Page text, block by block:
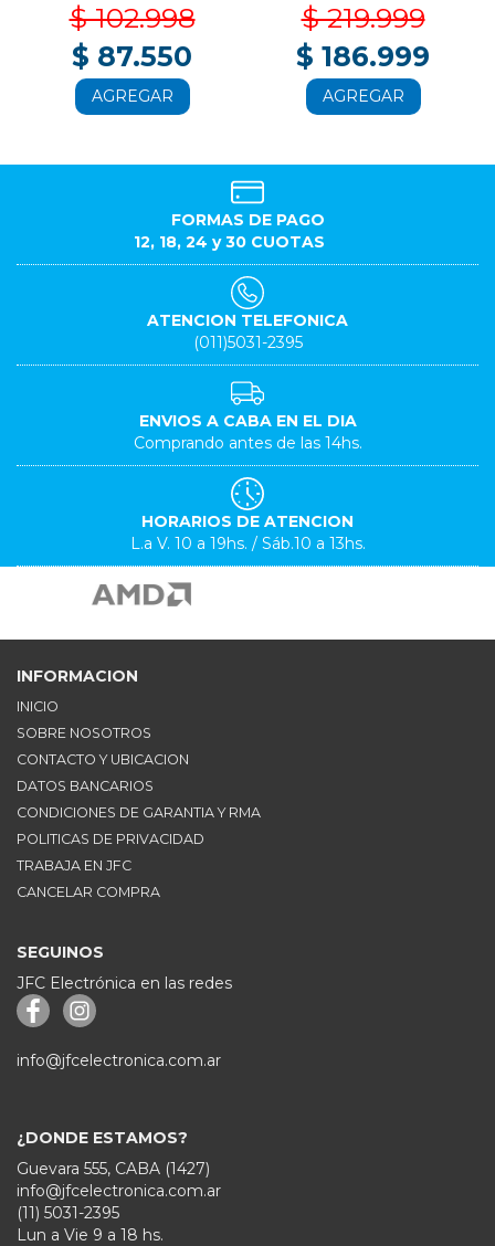
$ 102.998
$ 87.550
AGREGAR
$ 219.999
$ 186.999
AGREGAR
FORMAS DE PAGO
12, 18, 24 y 30 CUOTAS
ATENCION TELEFONICA
(011)5031-2395
ENVIOS A CABA EN EL DIA
Comprando antes de las 14hs.
HORARIOS DE ATENCION
L.a V. 10 a 19hs. / Sáb.10 a 13hs.
INFORMACION
INICIO
SOBRE NOSOTROS
CONTACTO Y UBICACION
DATOS BANCARIOS
CONDICIONES DE GARANTIA Y RMA
POLITICAS DE PRIVACIDAD
TRABAJA EN JFC
CANCELAR COMPRA
SEGUINOS
JFC Electrónica en las redes
info@jfcelectronica.com.ar
¿DONDE ESTAMOS?
Guevara 555, CABA (1427)
info@jfcelectronica.com.ar
(11) 5031-2395
Lun a Vie 9 a 18 hs.